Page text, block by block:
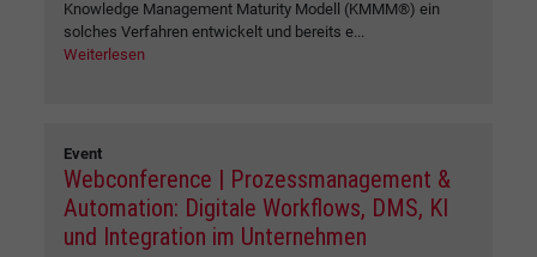
Knowledge Management Maturity Modell (KMMM®) ein
solches Verfahren entwickelt und bereits e...
Weiterlesen
Event
Webconference | Prozessmanagement &
Automation: Digitale Workflows, DMS, KI
und Integration im Unternehmen